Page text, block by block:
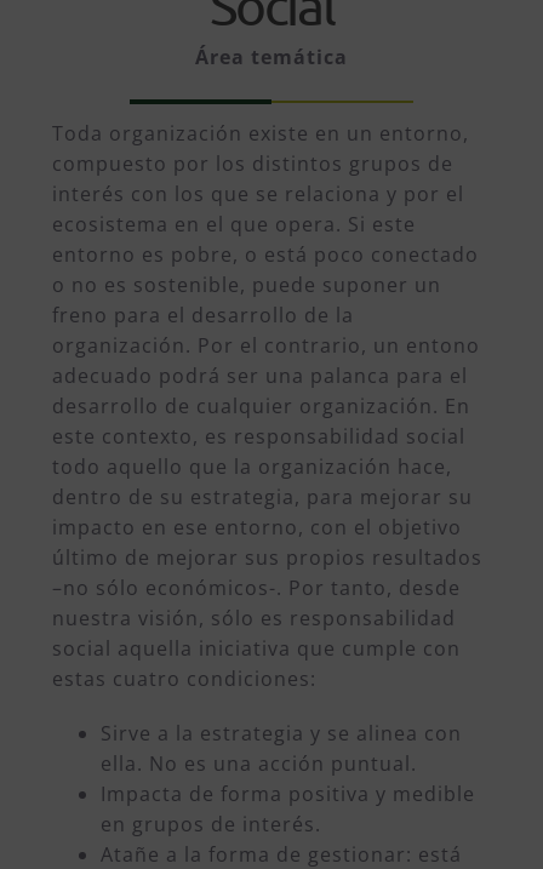
Área temática
Toda organización existe en un entorno,
compuesto por los distintos grupos de
interés con los que se relaciona y por el
ecosistema en el que opera. Si este
entorno es pobre, o está poco conectado
o no es sostenible, puede suponer un
freno para el desarrollo de la
organización. Por el contrario, un entono
adecuado podrá ser una palanca para el
desarrollo de cualquier organización. En
este contexto, es responsabilidad social
todo aquello que la organización hace,
dentro de su estrategia, para mejorar su
impacto en ese entorno, con el objetivo
último de mejorar sus propios resultados
–no sólo económicos-. Por tanto, desde
nuestra visión, sólo es responsabilidad
social aquella iniciativa que cumple con
estas cuatro condiciones:
Sirve a la estrategia y se alinea con
ella. No es una acción puntual.
Impacta de forma positiva y medible
en grupos de interés.
Atañe a la forma de gestionar: está